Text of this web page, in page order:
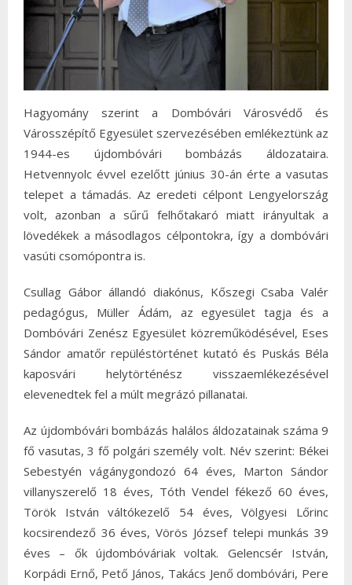
Hagyomány szerint a Dombóvári Városvédő és
Városszépítő Egyesület szervezésében emlékeztünk az
1944-es újdombóvári bombázás áldozataira.
Hetvennyolc évvel ezelőtt június 30-án érte a vasutas
telepet a támadás. Az eredeti célpont Lengyelország
volt, azonban a sűrű felhőtakaró miatt irányultak a
lövedékek a másodlagos célpontokra, így a dombóvári
vasúti csomópontra is.
Csullag Gábor állandó diakónus, Kőszegi Csaba Valér
pedagógus, Müller Ádám, az egyesület tagja és a
Dombóvári Zenész Egyesület közreműködésével, Eses
Sándor amatőr repüléstörténet kutató és Puskás Béla
kaposvári helytörténész visszaemlékezésével
elevenedtek fel a múlt megrázó pillanatai.
Az újdombóvári bombázás halálos áldozatainak száma 9
fő vasutas, 3 fő polgári személy volt. Név szerint: Békei
Sebestyén vágánygondozó 64 éves, Marton Sándor
villanyszerelő 18 éves, Tóth Vendel fékező 60 éves,
Török István váltókezelő 54 éves, Völgyesi Lőrinc
kocsirendező 36 éves, Vörös József telepi munkás 39
éves – ők újdombóváriak voltak. Gelencsér István,
Korpádi Ernő, Pető János, Takács Jenő dombóvári, Pere